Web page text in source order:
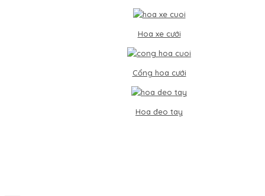
Hoa xe cưới
Cổng hoa cưới
Hoa đeo tay